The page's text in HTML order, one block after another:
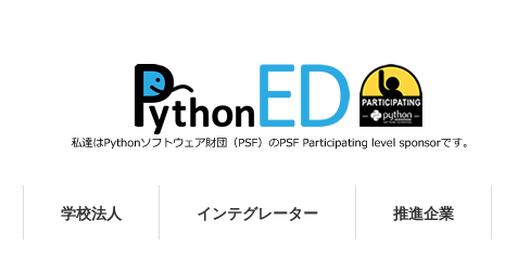
学校法人 インテグレーター 推進企業